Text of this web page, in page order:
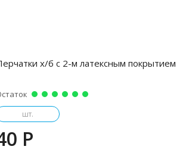
х/б с 2-м латексным покрытием
шт.
P